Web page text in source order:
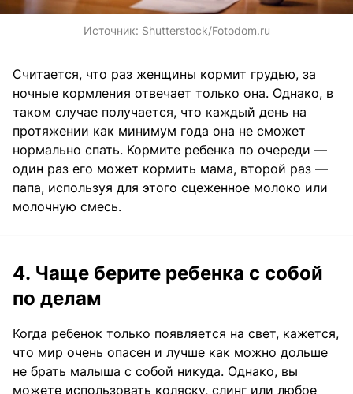
Источник: Shutterstock/Fotodom.ru
Считается, что раз женщины кормит грудью, за
ночные кормления отвечает только она. Однако, в
таком случае получается, что каждый день на
протяжении как минимум года она не сможет
нормально спать. Кормите ребенка по очереди —
один раз его может кормить мама, второй раз —
папа, используя для этого сцеженное молоко или
молочную смесь.
4. Чаще берите ребенка с собой
по делам
Когда ребенок только появляется на свет, кажется,
что мир очень опасен и лучше как можно дольше
не брать малыша с собой никуда. Однако, вы
можете использовать коляску, слинг или любое